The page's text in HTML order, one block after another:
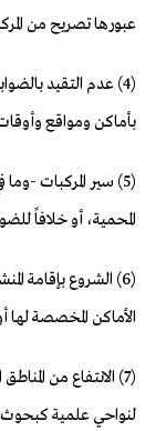
عبورها تصريح من
(4) عدم التقيد
بأماكن ومواقع
(5) سير المركبات -
المحمية، أو خلافاً
(6) الشروع بإقامة
الأماكن المخصصة لها
(7) الانتفاع من
لنواحي علمية كبحوث